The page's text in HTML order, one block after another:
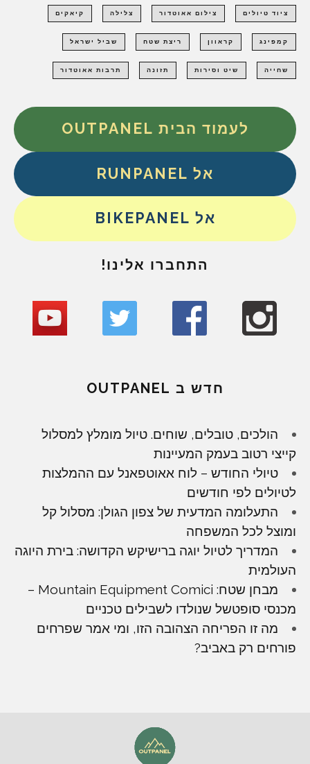
ציוד טיולים צילום אאוטדור צלילה קיאקים
קמפינג קראוון ריצת שטח שביל ישראל
שחייה שיט וסירות תזונה תרבות אאוטדור
לעמוד הבית OUTPANEL
אל RUNPANEL
אל BIKEPANEL
התחברו אלינו!
חדש ב OUTPANEL
הולכים, טובלים, שוחים. טיול מומלץ למסלול
קייצי רטוב בעמק המעיינות
טיולי החודש – לוח אאוטפאנל עם ההמלצות
לטיולים לפי חודשים
התעלומה המדעית של צפון הגולן: מסלול קל
ומוצל לכל המשפחה
המדריך לטיול יוגה ברישיקש הקדושה: בירת היוגה
העולמית
מבחן שטח: Mountain Equipment Comici –
מכנסי סופטשל שנולדו לשבילים טכניים
מה זו הפריחה הצהובה הזו, ומי אמר שפרחים
פורחים רק באביב?